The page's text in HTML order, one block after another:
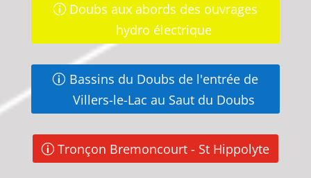
Doubs aux abords des ouvrages
hydro électrique
Bassins du Doubs de l'entrée de
Villers-le-Lac au Saut du Doubs
Tronçon Bremoncourt - St Hippolyte